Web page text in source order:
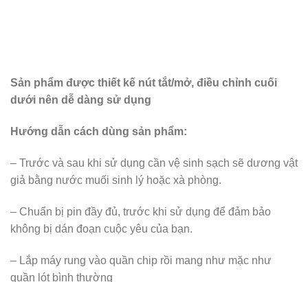
Sản phẩm được thiết kế nút tắt/mở, điều chỉnh cuối
dưới nên dễ dàng sử dụng
Hướng dẫn cách dùng sản phẩm:
– Trước và sau khi sử dụng cần vệ sinh sạch sẽ dương vật
giả bằng nước muối sinh lý hoặc xà phòng.
– Chuẩn bị pin đầy đủ, trước khi sử dụng để đảm bảo
không bị dán đoạn cuộc yêu của bạn.
– Lắp máy rung vào quần chip rồi mang như mặc như
quần lót bình thường